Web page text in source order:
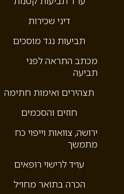
דיני שכירות
תביעות נגד מוסכים
מכתב התראה לפני
תביעה
תצהירים ואימות חתימה
חוזים והסכמים
ירושה, צוואות וייפוי כח
מתמשך
עו״ד לרישוי רופאים
הכרה בתואר מחו״ל